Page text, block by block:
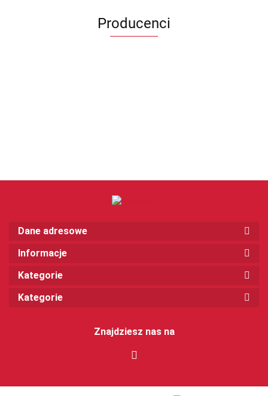
Producenci
Dane adresowe
Informacje
Kategorie
Kategorie
Znajdziesz nas na